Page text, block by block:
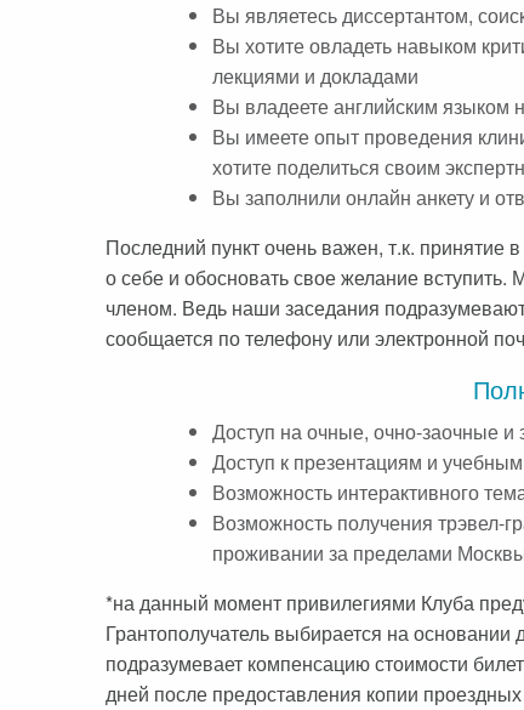
Вы являетесь диссертантом,
Вы хотите овладеть навыком
лекциями и докладами
Вы владеете английским языком
Вы имеете опыт проведения
хотите поделиться своим
Вы заполнили онлайн анкету и
Последний пункт очень важен, т.к.
о себе и обосновать свое желание
членом. Ведь наши заседания
сообщается по телефону или электронной
Доступ на очные, очно-заочные и
Доступ к презентациям и
Возможность интерактивного
Возможность получения трэвел-
проживании за пределами
*на данный момент привилегиями Клуба
Грантополучатель выбирается на
подразумевает компенсацию стоимости
дней после предоставления копии